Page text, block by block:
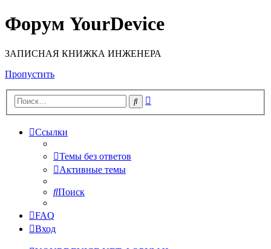
Форум YourDevice
ЗАПИСНАЯ КНИЖКА ИНЖЕНЕРА
Пропустить
Поиск
Ссылки
Темы без ответов
Активные темы
Поиск
FAQ
Вход